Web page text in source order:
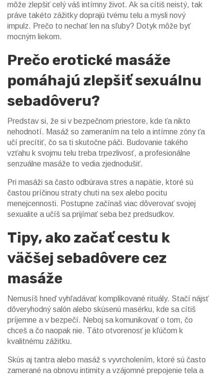
môže zlepšiť celý váš intímny život. Ak sa cítiš neistý, tak
práve takéto zážitky doprajú tvému telu a mysli nový
impulz. Prečo to nechať len na sľuby? Dotyk môže byť
mocným liekom.
Prečo erotické masáže
pomáhajú zlepšiť sexuálnu
sebadôveru?
Predstav si, že si v bezpečnom priestore, kde ťa nikto
nehodnotí. Masáž so zameraním na telo a intímne zóny ťa
učí precítiť, čo sa ti skutočne páči. Budovanie takého
vzťahu k svojmu telu treba trpezlivosť, a profesionálne
senzuálne masáže to vedia zjednodušiť.
Pri masáži sa často odbúrava stres a napätie, ktoré sú
častou príčinou straty chuti na sex alebo pocitu
menejcennosti. Postupne začínaš viac dôverovať svojej
sexualite a učíš sa prijímať seba bez predsudkov.
Tipy, ako začať cestu k
väčšej sebadôvere cez
masáže
Nemusíš hneď vyhľadávať komplikované rituály. Stačí nájsť
dôveryhodný salón alebo skúsenú masérku, kde sa cítiš
príjemne a v bezpečí. Neboj sa komunikovať o tom, čo
chceš a čo naopak nie. Táto otvorenosť je kľúčom k
kvalitnému zážitku.
Skús aj tantra alebo masáž s vyvrcholením, ktoré sú často
zamerané na obnovu intimity a vzájomné prepojenie tela a